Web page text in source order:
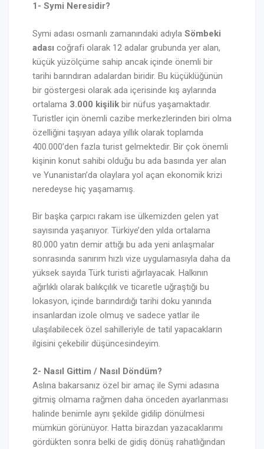
1- Symi Neresidir?
Symi adası osmanlı zamanındaki adıyla Sömbeki
adası coğrafi olarak 12 adalar grubunda yer alan,
küçük yüzölçüme sahip ancak içinde önemli bir
tarihi barındıran adalardan biridir. Bu küçüklüğünün
bir göstergesi olarak ada içerisinde kış aylarında
ortalama 3.000 kişilik bir nüfus yaşamaktadır.
Turistler için önemli cazibe merkezlerinden biri olma
özelliğini taşıyan adaya yıllık olarak toplamda
400.000’den fazla turist gelmektedir. Bir çok önemli
kişinin konut sahibi olduğu bu ada basında yer alan
ve Yunanistan’da olaylara yol açan ekonomik krizi
neredeyse hiç yaşamamış.
Bir başka çarpıcı rakam ise ülkemizden gelen yat
sayısında yaşanıyor. Türkiye’den yılda ortalama
80.000 yatın demir attığı bu ada yeni anlaşmalar
sonrasında sanırım hızlı vize uygulamasıyla daha da
yüksek sayıda Türk turisti ağırlayacak. Halkının
ağırlıklı olarak balıkçılık ve ticaretle uğraştığı bu
lokasyon, içinde barındırdığı tarihi doku yanında
insanlardan izole olmuş ve sadece yatlar ile
ulaşılabilecek özel sahilleriyle de tatil yapacakların
ilgisini çekebilir düşüncesindeyim.
2- Nasıl Gittim / Nasıl Döndüm?
Aslına bakarsanız özel bir amaç ile Symi adasına
gitmiş olmama rağmen daha önceden ayarlanması
halinde benimle aynı şekilde gidilip dönülmesi
mümkün görünüyor. Hatta birazdan yazacaklarımı
gördükten sonra belki de gidiş dönüş rahatlığından